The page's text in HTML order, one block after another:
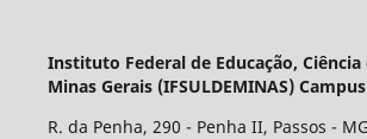
Instituto Federal de Educação,
Minas Gerais (IFSULDEMINAS)
R. da Penha, 290 - Penha II, Passos -